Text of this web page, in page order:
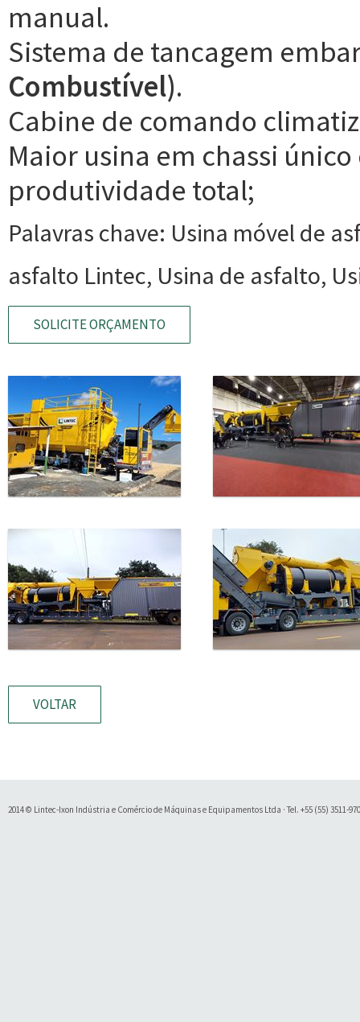
manual.
Sistema de tancagem
Combustível).
Cabine de comando
Maior usina em chassi
produtividade total;
Palavras chave: Usina móvel de
asfalto Lintec, Usina de asfalto,
SOLICITE ORÇAMENTO
VOLTAR
2014 © Lintec-Ixon Indústria e Comércio de Máquinas e Equipamentos Ltda · Tel. +55 (55) 3511-